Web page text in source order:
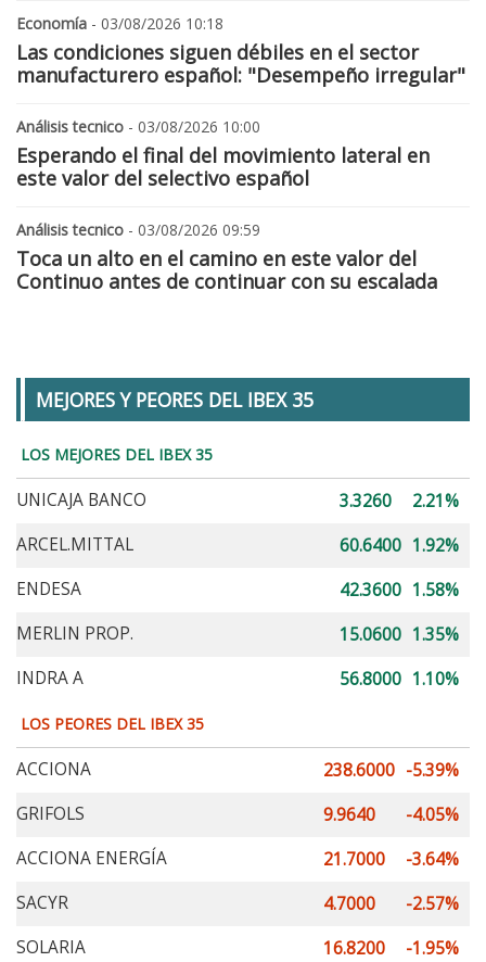
Economía - 03/08/2026 10:18
Las condiciones siguen débiles en el sector
manufacturero español: "Desempeño irregular"
Análisis tecnico - 03/08/2026 10:00
Esperando el final del movimiento lateral en
este valor del selectivo español
Análisis tecnico - 03/08/2026 09:59
Toca un alto en el camino en este valor del
Continuo antes de continuar con su escalada
MEJORES Y PEORES DEL IBEX 35
LOS MEJORES DEL IBEX 35
UNICAJA BANCO 3.3260
2.21%
ARCEL.MITTAL
60.6400 1.92%
ENDESA
42.3600 1.58%
MERLIN PROP.
15.0600 1.35%
INDRA A
56.8000 1.10%
LOS PEORES DEL IBEX 35
ACCIONA 238.6000 -5.39%
GRIFOLS
9.9640
-4.05%
ACCIONA ENERGÍA
21.7000
-3.64%
SACYR
4.7000
-2.57%
SOLARIA
16.8200 -1.95%